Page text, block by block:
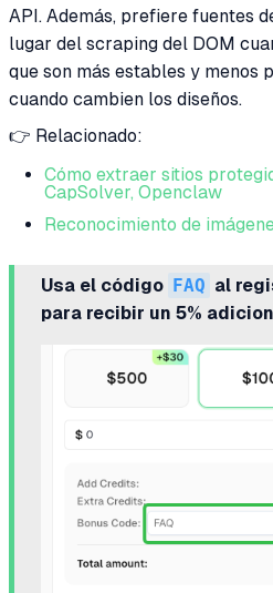
API. Además, prefiere fuentes
lugar del scraping del DOM
que son más estables y menos
cuando cambien los diseños.
👉 Relacionado:
Cómo extraer sitios
CapSolver, Openclaw
Reconocimiento de
Usa el código FAQ al
para recibir un 5%